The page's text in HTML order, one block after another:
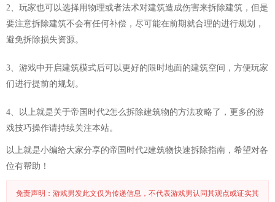
2、玩家也可以选择用物理或者法术对建筑造成伤害来拆除建筑，但是
要注意拆除建筑不会有任何补偿，尽可能在前期就合理的进行规划，
避免拆除损失资源。
3、游戏中开启建筑模式后可以更好的限时地面的建筑空间，方便玩家
们进行提前的规划。
4、以上就是关于帝国时代2怎么拆除建筑物的方法攻略了，更多的游
戏技巧操作请持续关注本站。
以上就是小编给大家分享的帝国时代2建筑物快速拆除指南，希望对各
位有帮助！
免责声明：游戏男发此文仅为传递信息，不代表游戏男认同其观点或证实其